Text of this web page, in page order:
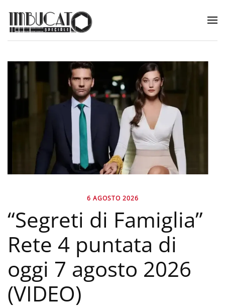
6 AGOSTO 2026
“Segreti di Famiglia”
Rete 4 puntata di
oggi 7 agosto 2026
(VIDEO)